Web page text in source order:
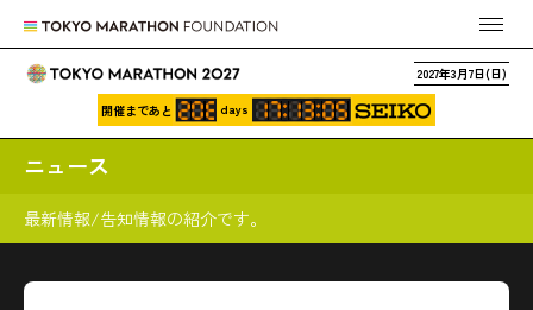
2027年3月7日(日)
開催まであと days
ニュース
最新情報/告知情報の紹介です。